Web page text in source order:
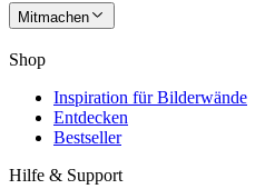
Mitmachen
Shop
Inspiration für Bilderwände
Entdecken
Bestseller
Hilfe & Support